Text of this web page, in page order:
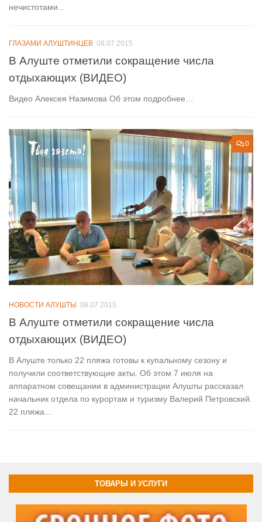
нечистотами...
ГЛАЗАМИ АЛУШТИНЦЕВ 08.07.2015
В Алуште отметили сокращение числа
отдыхающих (ВИДЕО)
Видео Алексея Назимова Об этом подробнее…
0
НОВОСТИ АЛУШТЫ 08.07.2015
В Алуште отметили сокращение числа
отдыхающих (ВИДЕО)
В Алуште только 22 пляжа готовы к купальному сезону и
получили соответствующие акты. Об этом 7 июля на
аппаратном совещании в администрации Алушты рассказал
начальник отдела по курортам и туризму Валерий Петровский.
22 пляжа...
ТОВАРЫ И УСЛУГИ